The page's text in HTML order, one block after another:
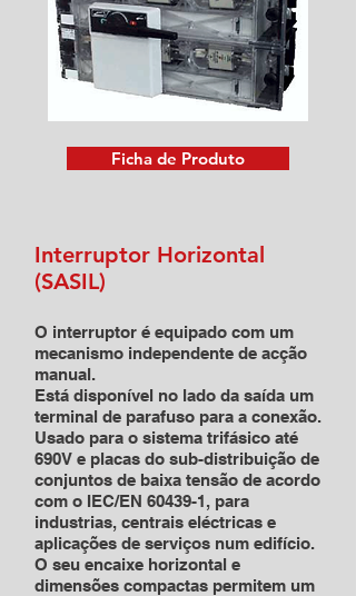
Ficha de Produto
Interruptor Horizontal
(SASIL)
O interruptor é equipado com um
mecanismo independente de acção
manual.
Está disponível no lado da saída um
terminal de parafuso para a conexão.
Usado para o sistema trifásico até
690V e placas do sub-distribuição de
conjuntos de baixa tensão de acordo
com o IEC/EN 60439-1, para
industrias, centrais eléctricas e
aplicações de serviços num edifício.
O seu encaixe horizontal e
dimensões compactas permitem um